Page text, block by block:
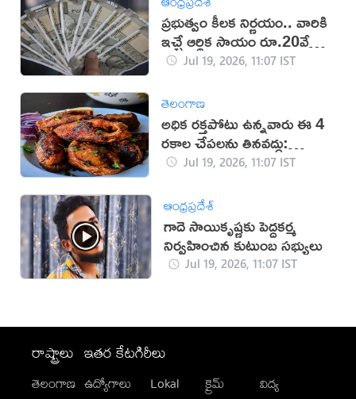
ప్రభుత్వం కీలక నిర్ణయం.. వారికి
ఇచ్చే ఆర్థిక సాయం రూ.20వేలకు
పెంపు!Jul 19, 2026, 11:07 IST
తెలంగాణ
అధిక రక్తపోటు ఉన్నవారు ఈ 4
రకాల చేపలను తినవద్దు:
నిపుణులు
Jul 19, 2026, 11:07 IST
ఆంధ్రప్రదేశ్
గాదె సాయికృష్ణకు పెద్దకర్మ
నిర్వహించిన కుటుంబ సభ్యులు
Jul 19, 2026, 11:07 IST
రాష్ట్రాలు
తెలంగాణ
ఇతర కేటగిరీలు
ఉద్యోగాలు
Lokal
క్రైమ్
విద్య